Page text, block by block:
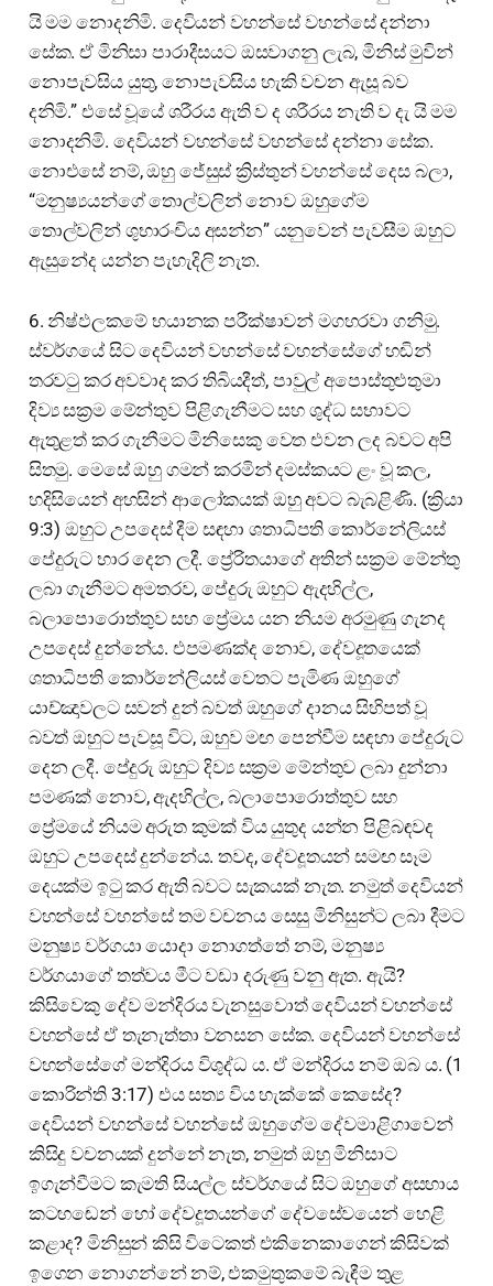
යි මම නොදනිමි. දෙවියන් වහන්සේ වහන්සේ දන්නා
සේක. ඒ මිනිසා පාරාදීසයට ඔසවාගනු ලැබ, මිනිස් මුවින්
නොපැවසිය යුතු, නොපැවසිය හැකි වචන ඇසූ බව
දනිමි.” එසේ වූයේ ශරීරය ඇති ව ද ශරීරය නැති ව දැ යි මම
නොදනිමි. දෙවියන් වහන්සේ වහන්සේ දන්නා සේක.
නොඑසේ නම්, ඔහු ජේසුස් ක්‍රිස්තුන් වහන්සේ දෙස බලා,
“මනුෂ්‍යයන්ගේ තොල්වලින් නොව ඔහුගේම
තොල්වලින් ශුභාරංචිය අසන්න” යනුවෙන් පැවසීම ඔහුට
ඇසුනේද යන්න පැහැදිලි නැත.
6. නිෂ්ඵලකමේ භයානක පරීක්ෂාවන් මගහරවා ගනිමු.
ස්වර්ගයේ සිට දෙවියන් වහන්සේ වහන්සේගේ හඬින්
තරවටු කර අවවාද කර තිබියදීත්, පාවුල් අපොස්තුළුතුමා
දිව්‍ය සක්‍රම මේන්තුව පිළිගැනීමට සහ ශුද්ධ සභාවට
ඇතුළත් කර ගැනීමට මිනිසෙකු වෙත එවන ලද බවට අපි
සිතමු. මෙසේ ඔහු ගමන් කරමින් දමස්කයට ළං වූ කල,
හදිසියෙන් අහසින් ආලෝකයක් ඔහු අවට බැබළිණි. (ක්‍රියා
9:3) ඔහුට උපදෙස් දීම සඳහා ශතාධිපති කොර්නේලියස්
පේදුරුට භාර දෙන ලදී. ප්‍රේරිතයාගේ අතින් සක්‍රම මේන්තු
ලබා ගැනීමට අමතරව, පේදුරු ඔහුට ඇදහිල්ල,
බලාපොරොත්තුව සහ ප්‍රේමය යන නියම අරමුණු ගැනද
උපදෙස් දුන්නේය. එපමණක්ද නොව, දේවදූතයෙක්
ශතාධිපති කොර්නේලියස් වෙතට පැමිණ ඔහුගේ
යාච්ඤාවලට සවන් දුන් බවත් ඔහුගේ දානය සිහිපත් වූ
බවත් ඔහුට පැවසූ විට, ඔහුව මඟ පෙන්වීම සඳහා පේදුරුට
දෙන ලදී. පේදුරු ඔහුට දිව්‍ය සක්‍රම මේන්තුව ලබා දුන්නා
පමණක් නොව, ඇදහිල්ල, බලාපොරොත්තුව සහ
ප්‍රේමයේ නියම අරුත කුමක් විය යුතුද යන්න පිළිබඳවද
ඔහුට උපදෙස් දුන්නේය. තවද, දේවදූතයන් සමඟ සෑම
දෙයක්ම ඉටු කර ඇති බවට සැකයක් නැත. නමුත් දෙවියන්
වහන්සේ වහන්සේ තම වචනය සෙසු මිනිසුන්ට ලබා දීමට
මනුෂ්‍ය වර්ගයා යොදා නොගත්තේ නම්, මනුෂ්‍ය
වර්ගයාගේ තත්වය මීට වඩා දරුණු වනු ඇත. ඇයි?
කිසිවෙකු දේව මන්දිරය වැනසුවොත් දෙවියන් වහන්සේ
වහන්සේ ඒ තැනැත්තා වනසන සේක. දෙවියන් වහන්සේ
වහන්සේගේ මන්දිරය විශුද්ධ ය. ඒ මන්දිරය නම් ඔබ ය. (1
කොරින්ති 3:17) එය සත්‍ය විය හැක්කේ කෙසේද?
දෙවියන් වහන්සේ වහන්සේ ඔහුගේම දේවමාළිගාවෙන්
කිසිදු වචනයක් දුන්නේ නැත, නමුත් ඔහු මිනිසාට
ඉගැන්වීමට කැමති සියල්ල ස්වර්ගයේ සිට ඔහුගේ අසහාය
කටහඬෙන් හෝ දේවදූතයන්ගේ දේවසේවයෙන් හෙළි
කළාද? මිනිසුන් කිසි විටෙකත් එකිනෙකාගෙන් කිසිවක්
ඉගෙන නොගන්නේ නම්, එකමුතුකමේ බැඳීම තුළ